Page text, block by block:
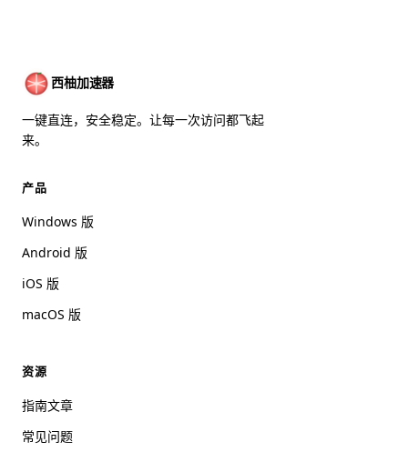
西柚加速器
一键直连，安全稳定。让每一次访问都飞起
来。
产品
Windows 版
Android 版
iOS 版
macOS 版
资源
指南文章
常见问题